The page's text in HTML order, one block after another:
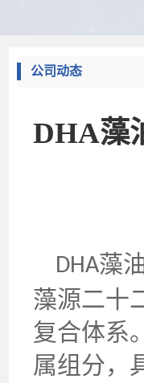
公司动态
DHA藻
DHA藻
藻源二十
复合体系
属组分，